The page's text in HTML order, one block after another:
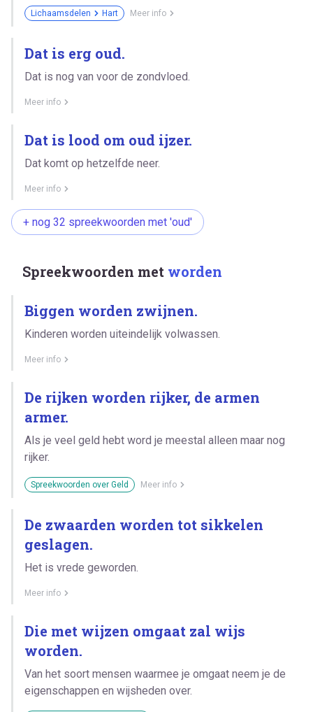
Lichaamsdelen Hart Meer info
Dat is erg oud.
Dat is nog van voor de zondvloed.
Meer info
Dat is lood om oud ijzer.
Dat komt op hetzelfde neer.
Meer info
+ nog 32 spreekwoorden met 'oud'
Spreekwoorden met worden
Biggen worden zwijnen.
Kinderen worden uiteindelijk volwassen.
Meer info
De rijken worden rijker, de armen
armer.
Als je veel geld hebt word je meestal alleen maar nog
rijker.
Spreekwoorden over Geld Meer info
De zwaarden worden tot sikkelen
geslagen.
Het is vrede geworden.
Meer info
Die met wijzen omgaat zal wijs
worden.
Van het soort mensen waarmee je omgaat neem je de
eigenschappen en wijsheden over.